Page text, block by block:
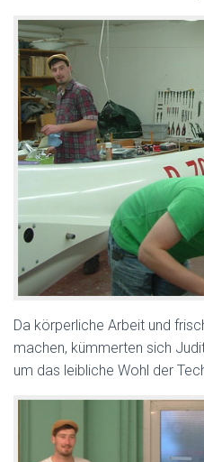
Da körperliche Arbeit und
machen, kümmerten sich
um das leibliche Wohl der